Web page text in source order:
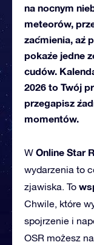
na nocnym
meteorów,
zaćmienia, aż
pokaże jedne
cudów.
2026 to Twój
przegapisz
momentów.
W Online Star
wydarzenia to
zjawiska. To
Chwile, które
spojrzenie i
OSR możesz